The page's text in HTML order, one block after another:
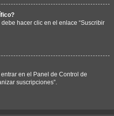
hacer clic en el enlace “Suscribir
en el Panel de Control de
suscripciones”.